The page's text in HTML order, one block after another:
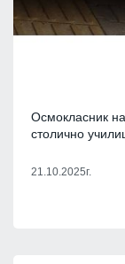
Осмокласник
столично
21.10.2025г.